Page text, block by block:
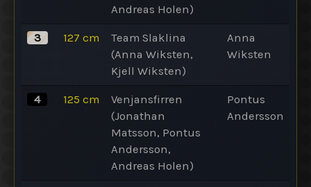
Andreas Holen)
3 127 cm
Team Slaklina
(Anna Wiksten,
Kjell Wiksten)
Anna
Wiksten
4 125 cm
Venjansfirren
(Jonathan
Matsson, Pontus
Andersson,
Andreas Holen)
Pontus
Andersson